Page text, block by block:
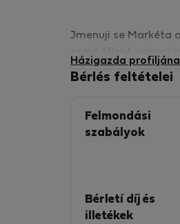
Jmenuji se Markéta
Hospodářská a
Házigazda
Bérlés feltételei
Felmondási
szabályok
Bérletí díj és
illetékek